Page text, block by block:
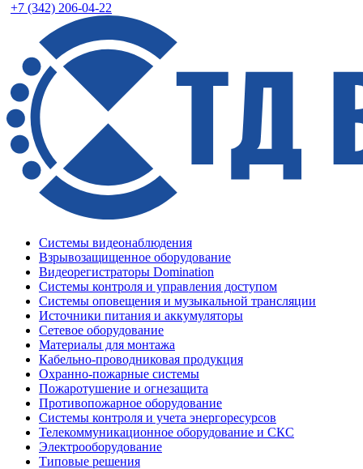
+7 (342) 206-04-22
Системы видеонаблюдения
Взрывозащищенное оборудование
Видеорегистраторы Domination
Системы контроля и управления доступом
Системы оповещения и музыкальной трансляции
Источники питания и аккумуляторы
Сетевое оборудование
Материалы для монтажа
Кабельно-проводниковая продукция
Охранно-пожарные системы
Пожаротушение и огнезащита
Противопожарное оборудование
Системы контроля и учета энергоресурсов
Телекоммуникационное оборудование и СКС
Электрооборудование
Типовые решения